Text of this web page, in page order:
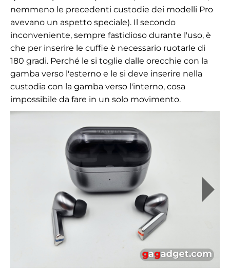
nemmeno le precedenti custodie dei modelli Pro
avevano un aspetto speciale). Il secondo
inconveniente, sempre fastidioso durante l'uso, è
che per inserire le cuffie è necessario ruotarle di
180 gradi. Perché le si toglie dalle orecchie con la
gamba verso l'esterno e le si deve inserire nella
custodia con la gamba verso l'interno, cosa
impossibile da fare in un solo movimento.